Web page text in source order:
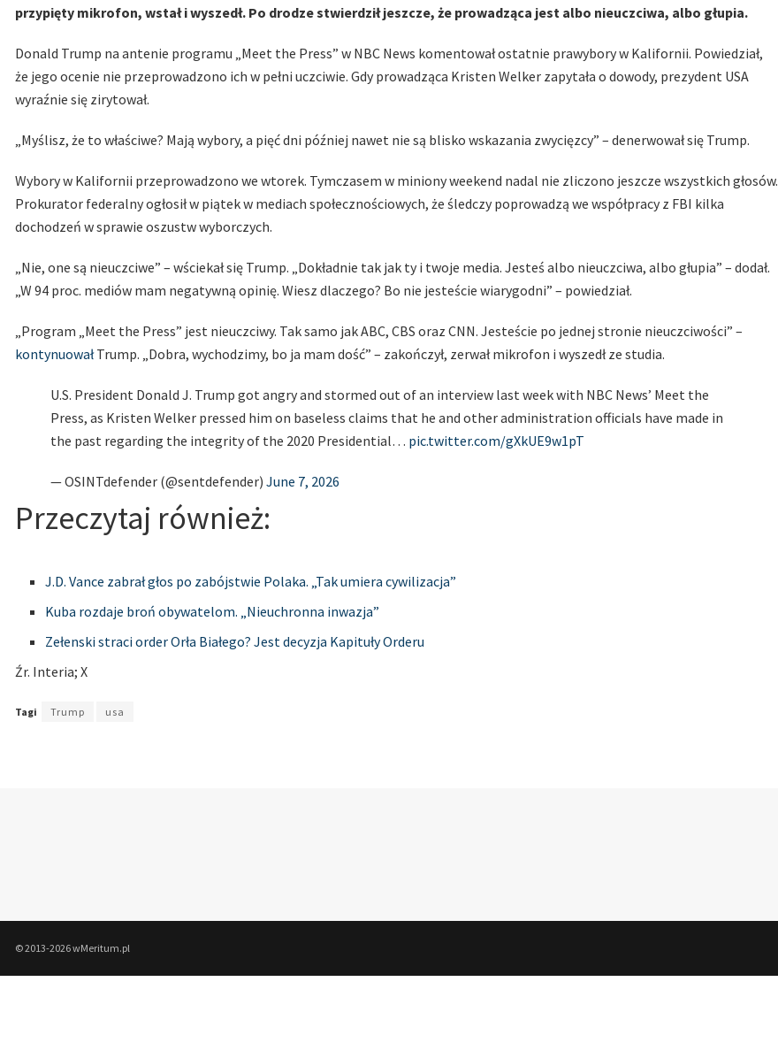
przypięty mikrofon, wstał i wyszedł. Po drodze stwierdził jeszcze, że prowadząca jest albo nieuczciwa, albo głupia.
Donald Trump na antenie programu „Meet the Press” w NBC News komentował ostatnie prawybory w Kalifornii. Powiedział,
że jego ocenie nie przeprowadzono ich w pełni uczciwie. Gdy prowadząca Kristen Welker zapytała o dowody, prezydent USA
wyraźnie się zirytował.
„Myślisz, że to właściwe? Mają wybory, a pięć dni później nawet nie są blisko wskazania zwycięzcy” – denerwował się Trump.
Wybory w Kalifornii przeprowadzono we wtorek. Tymczasem w miniony weekend nadal nie zliczono jeszcze wszystkich głosów.
Prokurator federalny ogłosił w piątek w mediach społecznościowych, że śledczy poprowadzą we współpracy z FBI kilka
dochodzeń w sprawie oszustw wyborczych.
„Nie, one są nieuczciwe” – wściekał się Trump. „Dokładnie tak jak ty i twoje media. Jesteś albo nieuczciwa, albo głupia” – dodał.
„W 94 proc. mediów mam negatywną opinię. Wiesz dlaczego? Bo nie jesteście wiarygodni” – powiedział.
„Program „Meet the Press” jest nieuczciwy. Tak samo jak ABC, CBS oraz CNN. Jesteście po jednej stronie nieuczciwości” –
kontynuowałTrump. „Dobra, wychodzimy, bo ja mam dość” – zakończył, zerwał mikrofon i wyszedł ze studia.
U.S. President Donald J. Trump got angry and stormed out of an interview last week with NBC News’ Meet the
Press, as Kristen Welker pressed him on baseless claims that he and other administration officials have made in
the past regarding the integrity of the 2020 Presidential… pic.twitter.com/gXkUE9w1pT
— OSINTdefender (@sentdefender) June 7, 2026
Przeczytaj również:
J.D. Vance zabrał głos po zabójstwie Polaka. „Tak umiera cywilizacja”
Kuba rozdaje broń obywatelom. „Nieuchronna inwazja”
Zełenski straci order Orła Białego? Jest decyzja Kapituły Orderu
Źr. Interia; X
Tagi Trump usa
© 2013-2026 wMeritum.pl